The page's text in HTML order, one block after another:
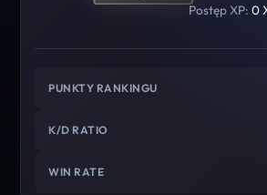
Postęp XP: 0
PUNKTY RANKINGU
K/D RATIO
WIN RATE